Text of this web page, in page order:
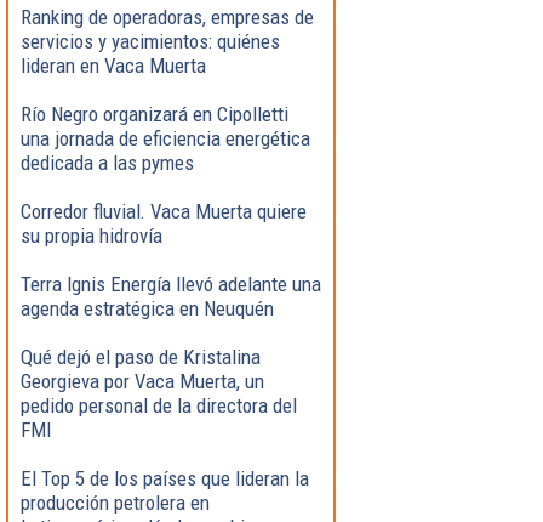
Ranking de operadoras, empresas de
servicios y yacimientos: quiénes
lideran en Vaca Muerta
Río Negro organizará en Cipolletti
una jornada de eficiencia energética
dedicada a las pymes
Corredor fluvial. Vaca Muerta quiere
su propia hidrovía
Terra Ignis Energía llevó adelante una
agenda estratégica en Neuquén
Qué dejó el paso de Kristalina
Georgieva por Vaca Muerta, un
pedido personal de la directora del
FMI
El Top 5 de los países que lideran la
producción petrolera en